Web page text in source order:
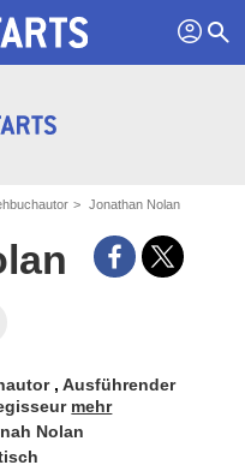
profil search
Jonathan Nolan
,Ausführender
mehr
Nolan